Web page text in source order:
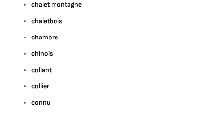
chalet montagne
chaletbois
chambre
chinois
collant
collier
connu